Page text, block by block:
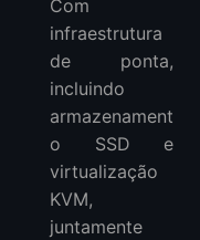
Com
infraestrutura
de ponta,
incluindo
armazenament
o SSD e
virtualização
KVM,
juntamente